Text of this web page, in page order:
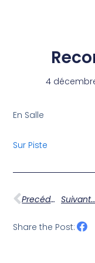
4
En Salle
Sur Piste
Precédent ... Suivant...
Share the Post: